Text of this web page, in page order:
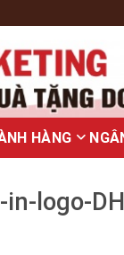
HÀNG
logo-